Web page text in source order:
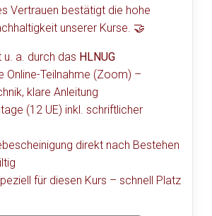
Vertrauen bestätigt die hohe
unserer Kurse. 🤝
u. a. durch das HLNUG
Online-Teilnahme (Zoom) –
klare Anleitung
(12 UE) inkl. schriftlicher
direkt nach Bestehen
für diesen Kurs – schnell Platz